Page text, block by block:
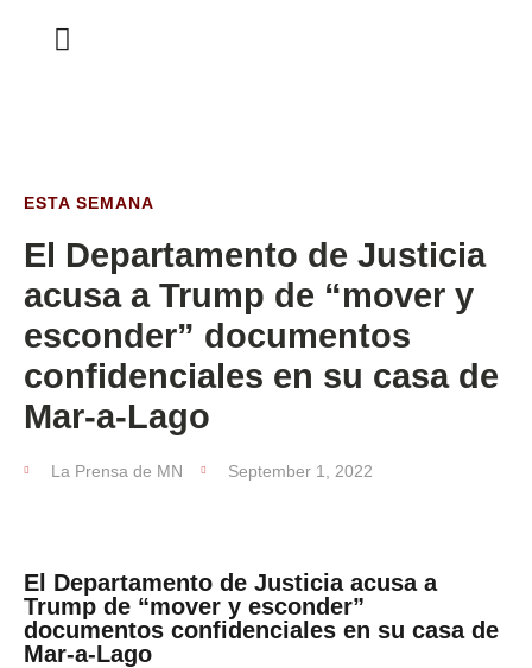
ESTA SEMANA
El Departamento de Justicia
acusa a Trump de “mover y
esconder” documentos
confidenciales en su casa de
Mar-a-Lago
La Prensa de MN September 1, 2022
El Departamento de Justicia acusa a
Trump de “mover y esconder”
documentos confidenciales en su casa de
Mar-a-Lago